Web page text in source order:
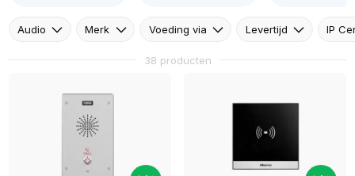
Audio Merk Voeding via Levertijd IP
38 producten